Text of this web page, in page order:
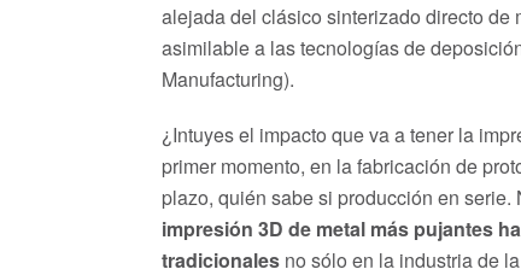
alejada del clásico sinterizado directo de
asimilable a las tecnologías de
Manufacturing).
¿Intuyes el impacto que va a tener la
primer momento, en la fabricación de
plazo, quién sabe si producción en
impresión 3D de metal más pujantes
tradicionales no sólo en la industria de